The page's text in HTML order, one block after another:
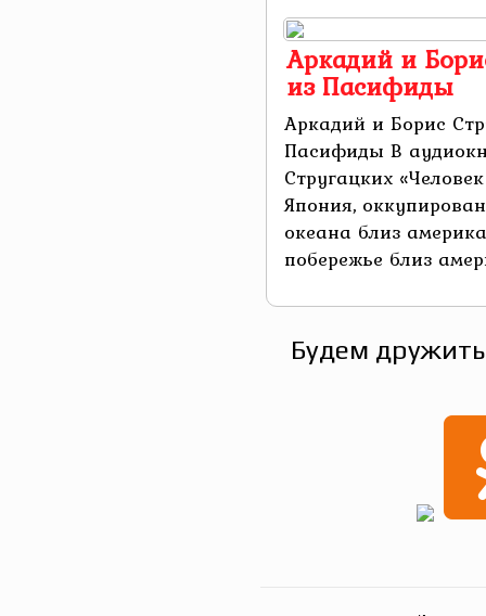
Аркадий и
из Пасифиды
Аркадий и Борис
Пасифиды В
Стругацких
Япония,
океана близ
побережье близ
Будем